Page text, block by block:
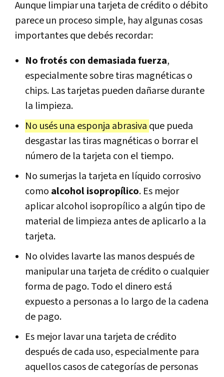
Aunque limpiar una tarjeta de crédito o débito
parece un proceso simple, hay algunas cosas
importantes que debés recordar:
No frotés con demasiada fuerza,
especialmente sobre tiras magnéticas o
chips. Las tarjetas pueden dañarse durante
la limpieza.
No usés una esponja abrasiva que pueda
desgastar las tiras magnéticas o borrar el
número de la tarjeta con el tiempo.
No sumerjas la tarjeta en líquido corrosivo
como alcohol isopropílico. Es mejor
aplicar alcohol isopropílico a algún tipo de
material de limpieza antes de aplicarlo a la
tarjeta.
No olvides lavarte las manos después de
manipular una tarjeta de crédito o cualquier
forma de pago. Todo el dinero está
expuesto a personas a lo largo de la cadena
de pago.
Es mejor lavar una tarjeta de crédito
después de cada uso, especialmente para
aquellos casos de categorías de personas